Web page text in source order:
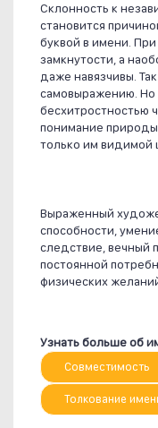
Склонность к
становится
буквой в имени.
замкнутости, а
даже навязчивы.
самовыражению. Но
бесхитростностью
понимание
только им видимой
Выраженный
способности,
следствие, вечный
постоянной
физических
Узнать больше об
Совместимость
Толкование